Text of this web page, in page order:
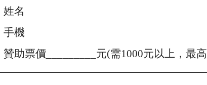
姓名
手機
贊助票價
元(需1000元以上，最高